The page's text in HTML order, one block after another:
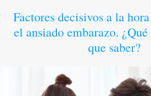
Factores decisivos a la
el ansiado embarazo.
que saber?